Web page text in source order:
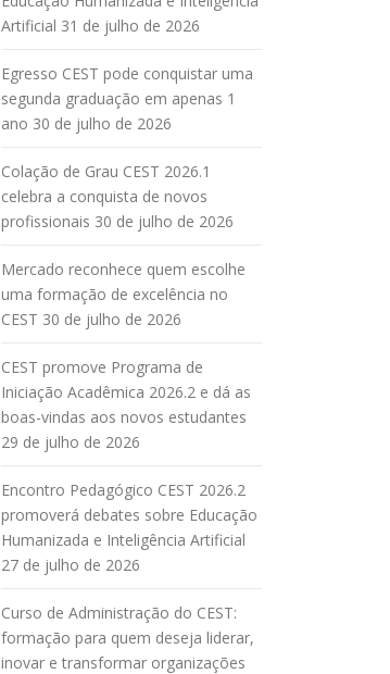
Artificial 31 de julho de 2026
Egresso CEST pode conquistar uma
segunda graduação em apenas 1
ano 30 de julho de 2026
Colação de Grau CEST 2026.1
celebra a conquista de novos
profissionais 30 de julho de 2026
Mercado reconhece quem escolhe
uma formação de excelência no
CEST 30 de julho de 2026
CEST promove Programa de
Iniciação Acadêmica 2026.2 e dá as
boas-vindas aos novos estudantes
29 de julho de 2026
Encontro Pedagógico CEST 2026.2
promoverá debates sobre Educação
Humanizada e Inteligência Artificial
27 de julho de 2026
Curso de Administração do CEST:
formação para quem deseja liderar,
inovar e transformar organizações